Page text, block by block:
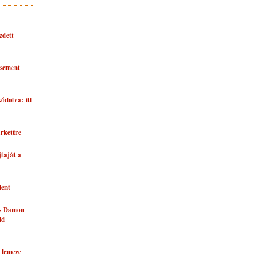
itt
a
Damon